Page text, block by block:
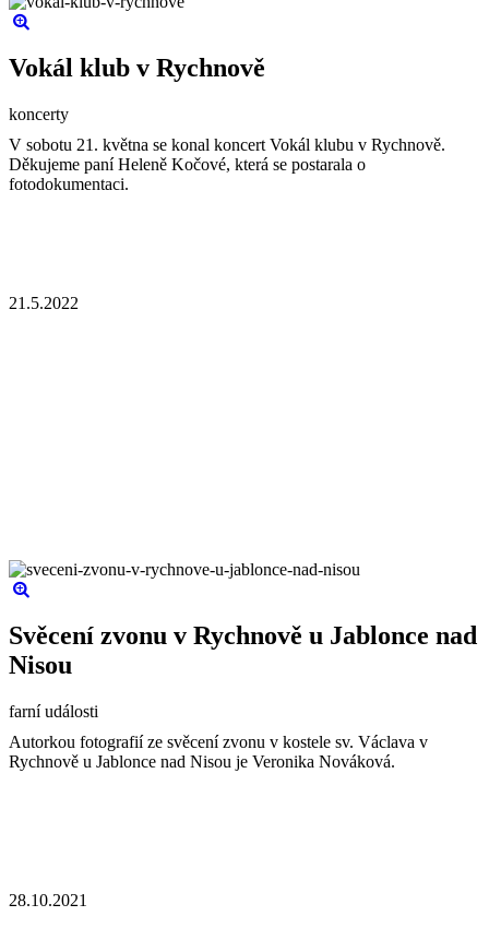
Vokál klub v Rychnově
koncerty
V sobotu 21. května se konal koncert Vokál klubu v Rychnově.
Děkujeme paní Heleně Kočové, která se postarala o
fotodokumentaci.
21.5.2022
Svěcení zvonu v Rychnově u Jablonce nad
Nisou
farní události
Autorkou fotografií ze svěcení zvonu v kostele sv. Václava v
Rychnově u Jablonce nad Nisou je Veronika Nováková.
28.10.2021